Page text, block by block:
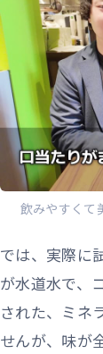
飲みやすくて
では、実際に
が水道水で、
された、ミネ
せんが、味が